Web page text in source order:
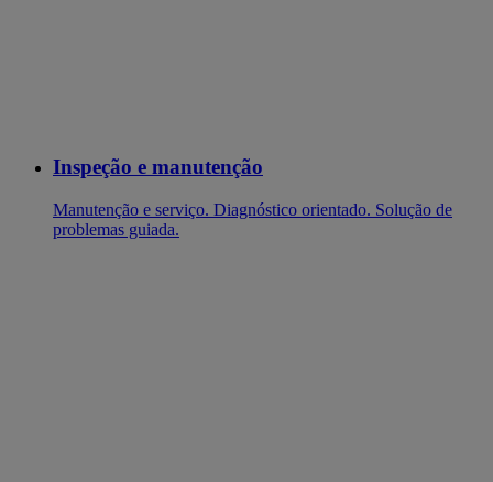
Inspeção e manutenção
Manutenção e serviço. Diagnóstico orientado. Solução de
problemas guiada.